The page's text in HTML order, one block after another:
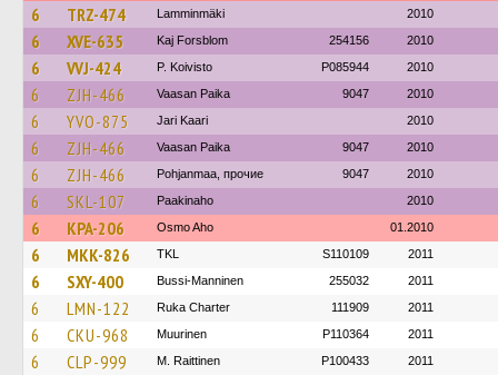
6 TRZ-474 Lamminmäki 2010
6 XVE-635 Kaj Forsblom 254156 2010
6 VVJ-424 P. Koivisto P085944 2010
6 ZJH-466 Vaasan Paika 9047 2010
6 YVO-875 Jari Kaari 2010
6 ZJH-466 Vaasan Paika 9047 2010
6 ZJH-466 Pohjanmaa, прочие 9047 2010
6 SKL-107 Paakinaho 2010
6 KPA-206 Osmo Aho 01.2010
6 MKK-826 TKL S110109 2011
6 SXY-400 Bussi-Manninen 255032 2011
6 LMN-122 Ruka Charter 111909 2011
6 CKU-968 Muurinen P110364 2011
6 CLP-999 M. Raittinen P100433 2011